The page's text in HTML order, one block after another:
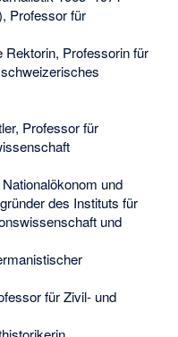
Professor für
Rektorin, Professorin für
Professor für
und
des Instituts für
und
für Zivil- und